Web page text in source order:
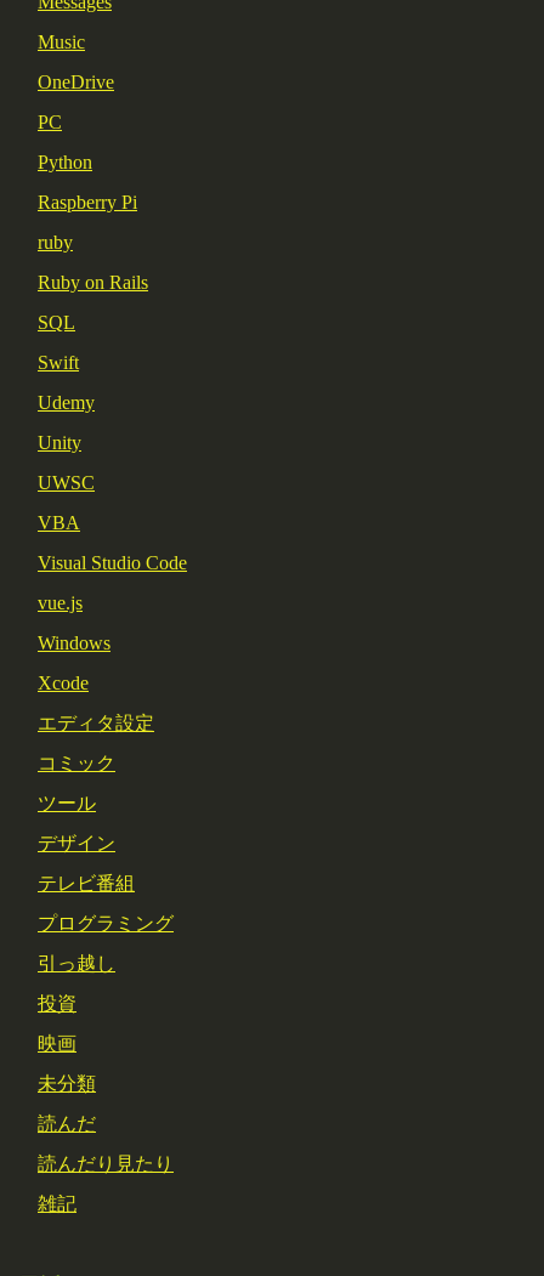
Music
OneDrive
PC
Python
Raspberry Pi
ruby
Ruby on Rails
SQL
Swift
Udemy
Unity
UWSC
VBA
Visual Studio Code
vue.js
Windows
Xcode
エディタ設定
コミック
ツール
デザイン
テレビ番組
プログラミング
引っ越し
投資
映画
未分類
読んだ
読んだり見たり
雑記